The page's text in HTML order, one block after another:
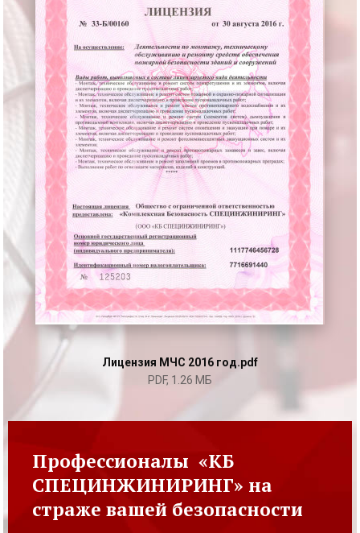
Лицензия МЧС 2016 год.pdf
PDF, 1.26 МБ
Профессионалы «КБ
СПЕЦИНЖИНИРИНГ» на
страже вашей безопасности